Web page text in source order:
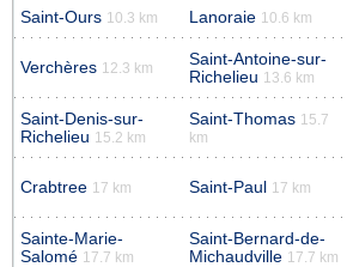
Saint-Ours 10.3 km Lanoraie 10.6 km
Verchères 12.3 km
Saint-Antoine-sur-
Richelieu 13.6 km
Saint-Denis-sur-
Richelieu 15.2 km
Saint-Thomas 15.7
km
Crabtree 17 km Saint-Paul 17 km
Sainte-Marie-
Salomé 17.7 km
Saint-Bernard-de-
Michaudville 17.7 km